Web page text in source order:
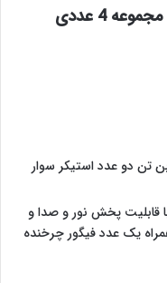
تن دو عدد استیکر سوار
قابلیت پخش نور و صدا و
یک عدد فیگور چرخنده